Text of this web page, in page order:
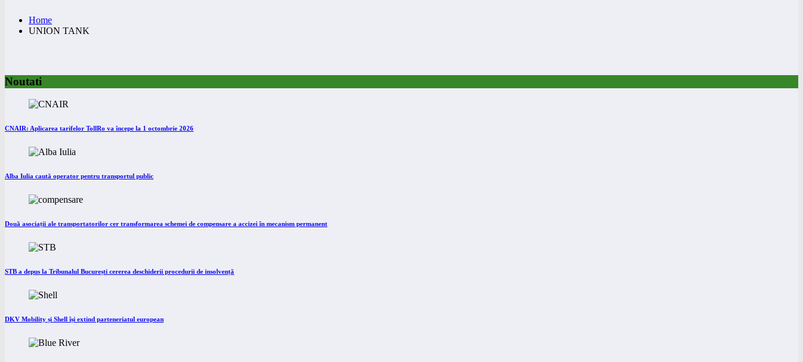
Home
UNION TANK
Noutati
CNAIR: Aplicarea tarifelor TollRo va începe la 1 octombrie 2026
Alba Iulia caută operator pentru transportul public
Două asociații ale transportatorilor cer transformarea schemei de compensare a accizei în mecanism permanent
STB a depus la Tribunalul București cererea deschiderii procedurii de insolvență
DKV Mobility și Shell își extind parteneriatul european